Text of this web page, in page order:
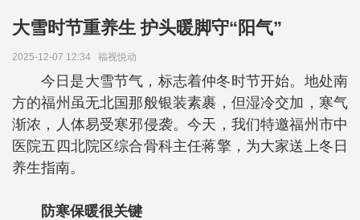
大雪时节重养生 护头暖脚守“阳气”
2025-12-07 12:34 福视悦动
今日是大雪节气，标志着仲冬时节开始。地处南
方的福州虽无北国那般银装素裹，但湿冷交加，寒气
渐浓，人体易受寒邪侵袭。今天，我们特邀福州市中
医院五四北院区综合骨科主任蒋擎，为大家送上冬日
养生指南。
防寒保暖很关键